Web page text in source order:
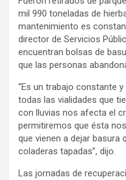
mil 990 toneladas de
mantenimiento es
director de Servicios
encuentran bolsas de
que las personas
“Es un trabajo constante
todas las vialidades que
con lluvias nos afecta el
permitiremos que ésta
que vienen a dejar basura
coladeras tapadas”, dijo.
Las jornadas de